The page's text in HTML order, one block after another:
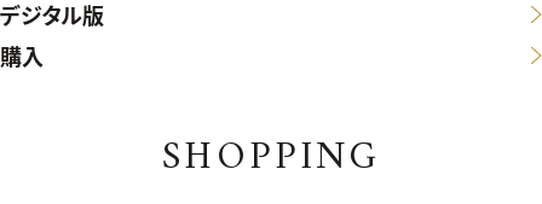
デジタル版
購入
SHOPPING